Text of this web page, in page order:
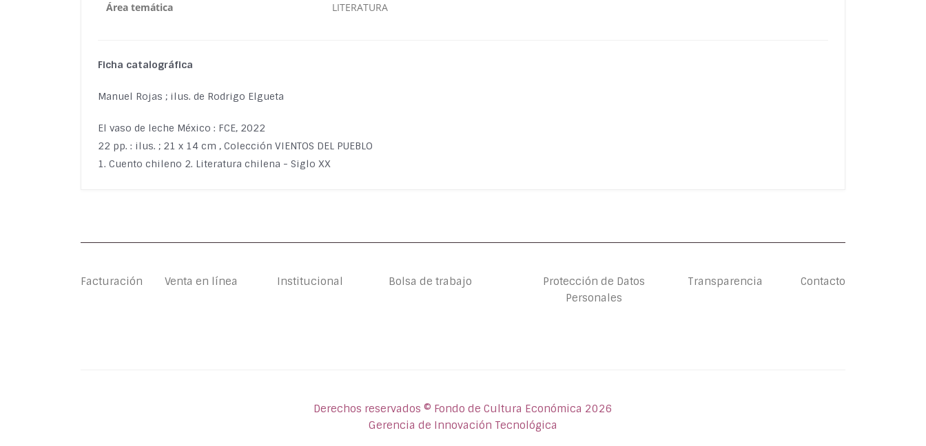
Área temática LITERATURA
Ficha catalográfica
Manuel Rojas ; ilus. de Rodrigo Elgueta
El vaso de leche México : FCE, 2022
22 pp. : ilus. ; 21 x 14 cm , Colección VIENTOS DEL PUEBLO
1. Cuento chileno 2. Literatura chilena - Siglo XX
Facturación Venta en línea Institucional Bolsa de trabajo
Protección de Datos
Personales
Transparencia Contacto
Derechos reservados © Fondo de Cultura Económica 2026
Gerencia de Innovación Tecnológica